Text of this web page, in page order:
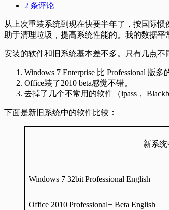
2 条评论
从上次重装系统到现在快要半年了，按国际
助于清理垃圾，提高系统性能的。我的数据平
安装的软件和旧系统基本差不多。只有几点不
Windows 7 Enterprise 比 Professional 版
Office装了2010 beta感觉不错。
去掉了几个不常用的软件（ipass，
下面是新旧系统中的软件比较：
新系
Windows 7 32bit Professional English
Office 2010 Professional+ Beta English